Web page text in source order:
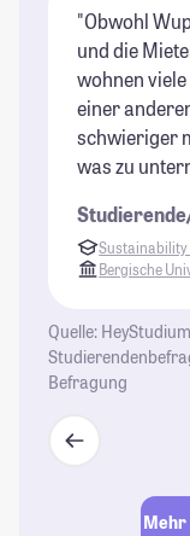
"Obwohl
und die
wohnen
einer
schwieriger
was zu
Bergische
Quelle:
Befragung
Mehr